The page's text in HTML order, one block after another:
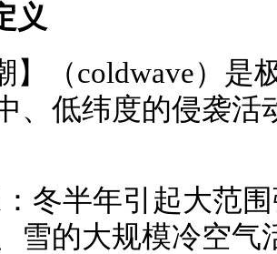
义
】（coldwave）
、低纬度的侵袭活
冬半年引起大范
雪的大规模冷空气